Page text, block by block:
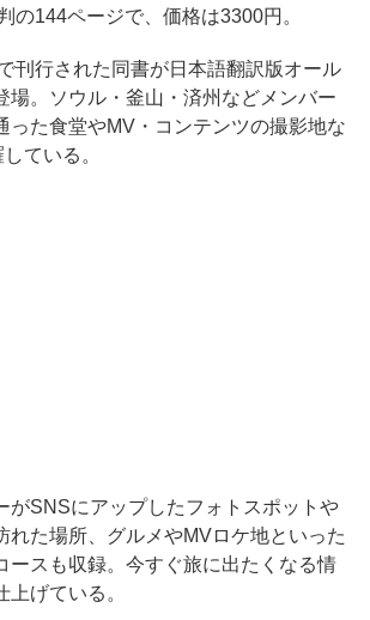
の144ページで、価格は3300円。
刊行された同書が日本語翻訳版オール
場。ソウル・釜山・済州などメンバー
った食堂やMV・コンテンツの撮影地な
ている。
SNSにアップしたフォトスポットや
れた場所、グルメやMVロケ地といった
ースも収録。今すぐ旅に出たくなる情
げている。